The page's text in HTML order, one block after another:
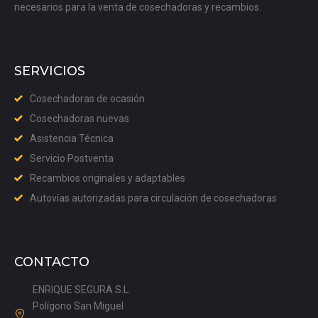
necesarios para la venta de cosechadoras y recambios.
SERVICIOS
Cosechadoras de ocasión
Cosechadoras nuevas
Asistencia Técnica
Servicio Postventa
Recambios originales y adaptables
Autovías autorizadas para circulación de cosechadoras
CONTACTO
ENRIQUE SEGURA S.L.
Polígono San Miguel